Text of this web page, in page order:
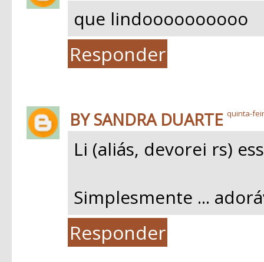
que lindoooooooooo
Responder
BY SANDRA DUARTE quinta-
Li (aliás, devorei rs)
Simplesmente ...
Responder